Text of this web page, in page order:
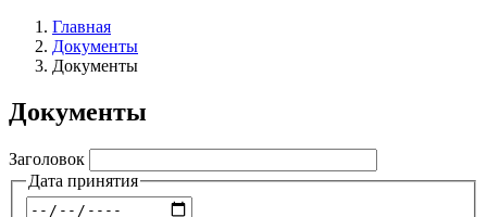
Строка
навигации
Главная
Документы
Документы
Документы
Заголовок
Дата принятия
Дата